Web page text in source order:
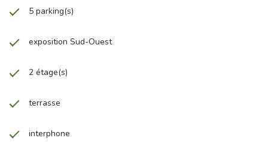
5 parking(s)
exposition Sud-Ouest
2 étage(s)
terrasse
interphone